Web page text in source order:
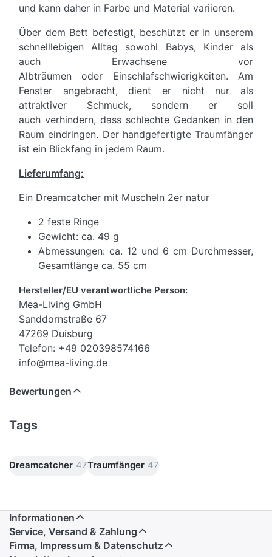
und kann daher in Farbe und Material variieren.
Über dem Bett befestigt, beschützt er in unserem
schnelllebigen Alltag sowohl Babys, Kinder als
auch Erwachsene vor
Albträumen oder Einschlafschwierigkeiten. Am
Fenster angebracht, dient er nicht nur als
attraktiver Schmuck, sondern er soll
auch verhindern, dass schlechte Gedanken in den
Raum eindringen. Der handgefertigte Traumfänger
ist ein Blickfang in jedem Raum.
Lieferumfang:
Ein Dreamcatcher mit Muscheln 2er natur
2 feste Ringe
Gewicht: ca. 49 g
Abmessungen: ca. 12 und 6 cm Durchmesser,
Gesamtlänge ca. 55 cm
Hersteller/EU verantwortliche Person:
Mea-Living GmbH
Sanddornstraße 67
47269 Duisburg
Telefon: +49 020398574166
info@mea-living.de
Bewertungen
Tags
Dreamcatcher 47Traumfänger 47
Informationen
Service, Versand & Zahlung
Firma, Impressum & Datenschutz